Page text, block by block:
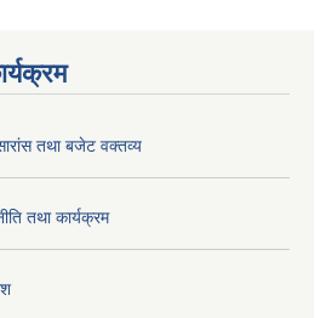
तथा बजेट वक्तव्य
तथा कार्यक्रम